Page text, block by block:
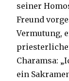
seiner
Freund
Vermutung,
Charamsa:
ein